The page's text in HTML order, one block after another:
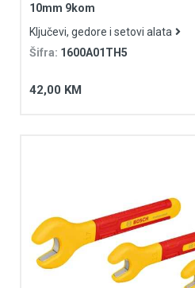
10mm 9kom
Ključevi, gedore i setovi alata
Šifra: 1600A01TH5
42,00 KM